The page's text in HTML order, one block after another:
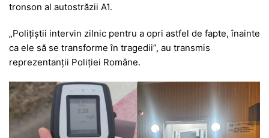
tronson al autostrăzii A1.
„Polițiștii intervin zilnic pentru a opri astfel de fapte, înainte
ca ele să se transforme în tragedii”, au transmis
reprezentanții Poliției Române.